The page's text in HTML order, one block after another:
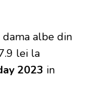
dama albe din
lei la
2023 in